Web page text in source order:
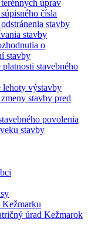
úprav
čísla
stavby
stavby
o
stavby
stavebného
lehoty výstavby
stavby pred
povolenia
stavby
Kežmarku
úrad Kežmarok